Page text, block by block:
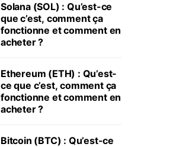
Solana (SOL) : Qu’est-ce
que c’est, comment ça
fonctionne et comment en
acheter ?
Ethereum (ETH) : Qu’est-
ce que c’est, comment ça
fonctionne et comment en
acheter ?
Bitcoin (BTC) : Qu’est-ce